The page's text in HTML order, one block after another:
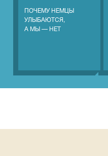
ПОЧЕМУ НЕМЦЫ
УЛЫБАЮТСЯ,
А МЫ — НЕТ